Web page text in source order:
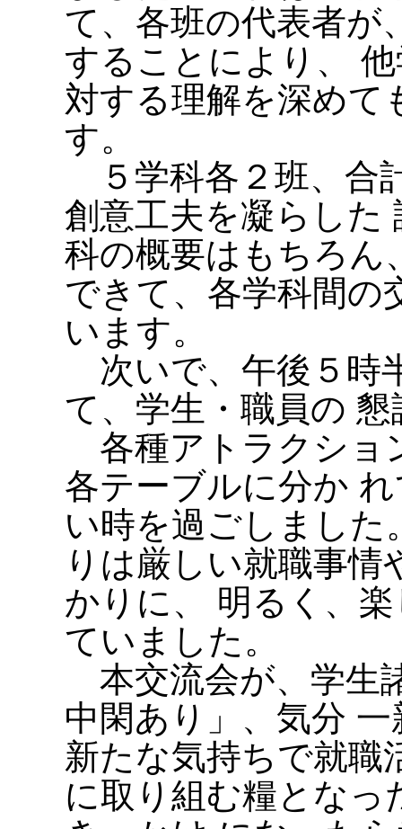
て、各班の代表者が
することにより、
対する理解を深めて
す。
５学科各２班、合
創意工夫を凝らした
科の概要はもちろん
できて、各学科間の
います。
次いで、午後５時
て、学生・職員の
各種アトラクショ
各テーブルに分か
い時を過ごしました
りは厳しい就職事
かりに、 明るく、
ていました。
本交流会が、学生
中閑あり」、気分
新たな気持ちで就職
に取り組む糧となっ